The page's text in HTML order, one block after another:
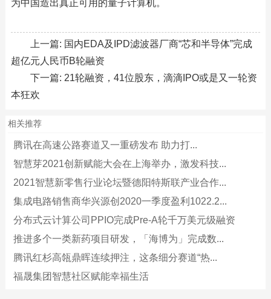
为中国造出真正可用的量子计算机。
上一篇: 国内EDA及IPD滤波器厂商“芯和半导体”完成
超亿元人民币B轮融资
下一篇: 21轮融资，41位股东，滴滴IPO或是又一轮资
本狂欢
相关推荐
腾讯在高速公路赛道又一重磅发布 助力打...
智慧芽2021创新赋能大会在上海举办，激发科技...
2021智慧新零售行业论坛暨德阳特斯联产业合作...
集成电路销售商华兴源创2020一季度盈利1022.2...
分布式云计算公司PPIO完成Pre-A轮千万美元级融资
推进多个一类新药项目研发，「海博为」完成数...
腾讯红杉高瓴鼎晖连续押注，这条细分赛道“热...
福晟集团智慧社区赋能幸福生活